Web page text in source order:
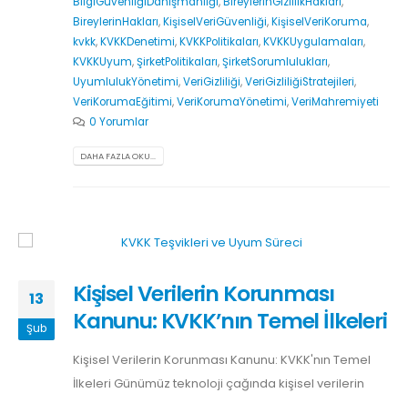
BireylerinHakları,KişiselVeriGüvenliği,KişiselVeriKoruma,
kvkk,KVKKDenetimi,KVKKPolitikaları,KVKKUygulamaları,
KVKKUyum,ŞirketPolitikaları,ŞirketSorumlulukları,
UyumlulukYönetimi,VeriGizliliği,VeriGizliliğiStratejileri,
VeriKorumaEğitimi,VeriKorumaYönetimi,VeriMahremiyeti
0 Yorumlar
DAHA FAZLA OKU...
13
Şub
Kişisel Verilerin Korunması
Kanunu: KVKK’nın Temel İlkeleri
Kişisel Verilerin Korunması Kanunu: KVKK'nın Temel
İlkeleri Günümüz teknoloji çağında kişisel verilerin